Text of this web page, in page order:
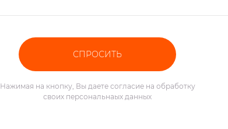
Нажимая на кнопку, Вы даете согласие на обработку
своих персональнaых данных